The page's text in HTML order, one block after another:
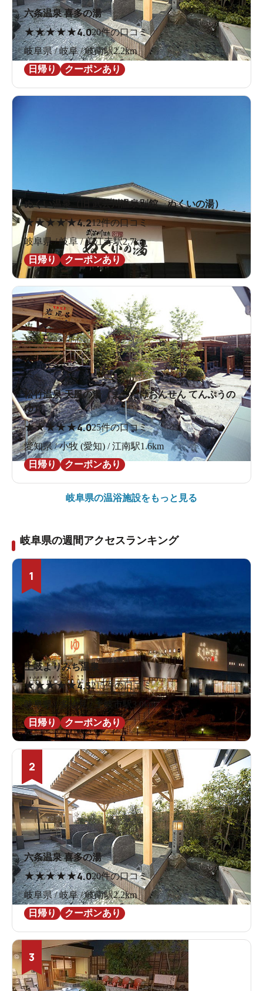
六条温泉 喜多の湯
★★★★★4.020件の口コミ
岐阜県 / 岐阜 / 岐南駅2.2km
日帰り
クーポンあり
ぬくい温泉（旧 武芸川温泉別館 ぬくいの湯）
★★★★★4.212件の口コミ
岐阜県 / 岐阜 / 美江寺駅2.7km
日帰り
クーポンあり
松竹温泉 天風の湯（まつたけおんせん てんぷうの
ゆ）
★★★★★4.025件の口コミ
愛知県 / 小牧 (愛知) / 江南駅1.6km
日帰り
クーポンあり
岐阜県の温浴施設をもっと見る
岐阜県の週間アクセスランキング
1
土岐よりみち温泉
★★★★★4.5215件の口コミ
岐阜県 / 多治見 / 土岐市駅3.0km
日帰り
クーポンあり
2
六条温泉 喜多の湯
★★★★★4.020件の口コミ
岐阜県 / 岐阜 / 岐南駅2.2km
日帰り
クーポンあり
3